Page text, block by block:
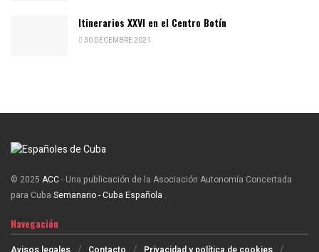
Itinerarios XXVI en el Centro Botín
30 DÉCEMBRE 2021
© 2025 ACC- Una publicación de la Asociación Autonomía Concertada
para Cuba Semanario - Cuba Española .
Navegación